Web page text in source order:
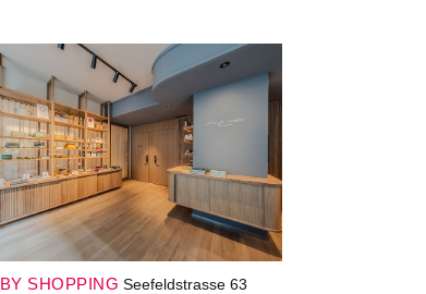
SHOPPING Seefeldstrasse 63